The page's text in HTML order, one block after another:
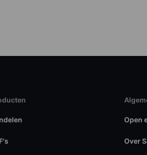
Open
Over